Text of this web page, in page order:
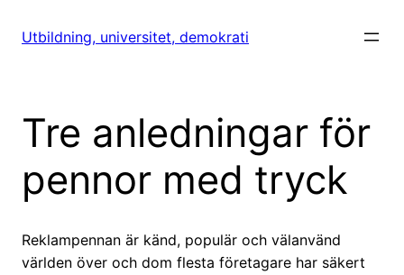
Utbildning, universitet, demokrati
Tre anledningar för
pennor med tryck
Reklampennan är känd, populär och välanvänd
världen över och dom flesta företagare har säkert